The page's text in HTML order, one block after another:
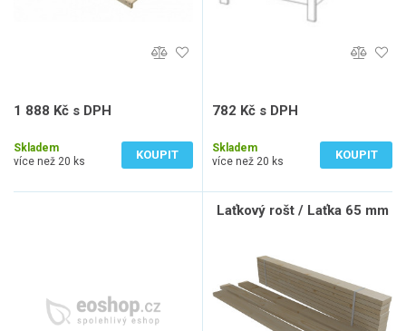
1 888 Kč s DPH
Skladem
více než 20 ks
KOUPIT
782 Kč s DPH
Skladem
více než 20 ks
KOUPIT
Laťkový rošt / Laťka 65 mm